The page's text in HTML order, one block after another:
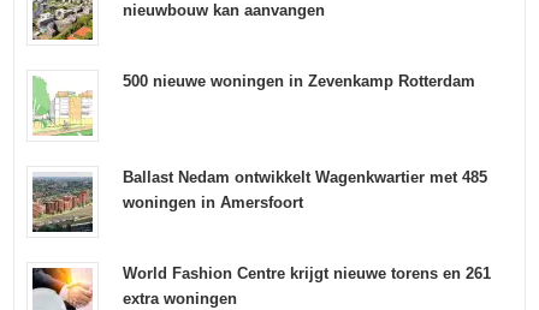
nieuwbouw kan aanvangen
500 nieuwe woningen in Zevenkamp Rotterdam
Ballast Nedam ontwikkelt Wagenkwartier met 485
woningen in Amersfoort
World Fashion Centre krijgt nieuwe torens en 261
extra woningen